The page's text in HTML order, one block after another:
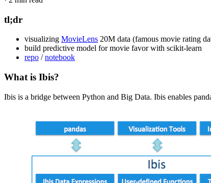
Jupyter Notebook/LabsをMLのどのフェーズで
2019年に買ってよかった漫画
2019年末年始に見た映画
Facebook Prophetのplotをmodelオブジェクトな
RとTreasure Data
VeinのiOSショートカット複数URL対応しま
mecab-python3を捨ててnatto-pyにしよう
ストレートネック向け最近の枕事情
GitHub ActionsでIssue templateに従っていない
GitHub ActionsでAPI tokenを使ってPyPIへリリ
digdagのworkflowをCIでrun throughする
tl;dr
visualizing MovieLens 20M data (famous movie rating
build predictive model for movie favor with scikit-learn
repo /notebook
What is Ibis?
Ibis is a bridge between Python and Big Data. Ibis enables